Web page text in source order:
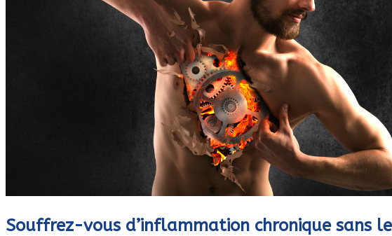
Souffrez-vous d’inflammation chronique sans